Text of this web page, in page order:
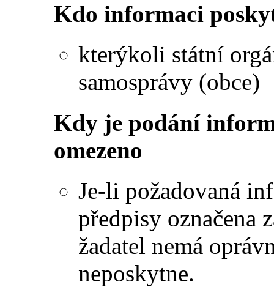
Kdo informaci
kterýkoli státní
samosprávy (obce)
Kdy je podání
omezeno
Je-li požadovaná
předpisy označena
žadatel nemá
neposkytne.